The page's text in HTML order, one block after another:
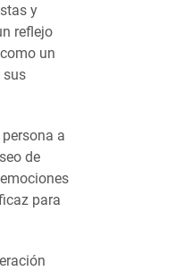
y
reflejo
un
sus
a
de
para